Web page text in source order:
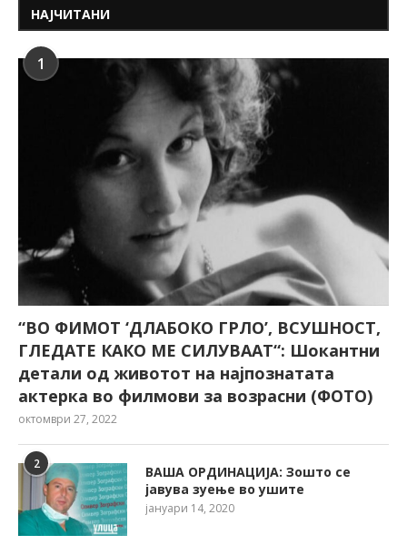
НАЈЧИТАНИ
1
“ВО ФИМОТ ‘ДЛАБОКО ГРЛО’, ВСУШНОСТ,
ГЛЕДАТЕ КАКО МЕ СИЛУВААТ“: Шокантни
детали од животот на најпознатата
актерка во филмови за возрасни (ФОТО)
октомври 27, 2022
2
ВАША ОРДИНАЦИЈА: Зошто се
јавува зуење во ушите
јануари 14, 2020